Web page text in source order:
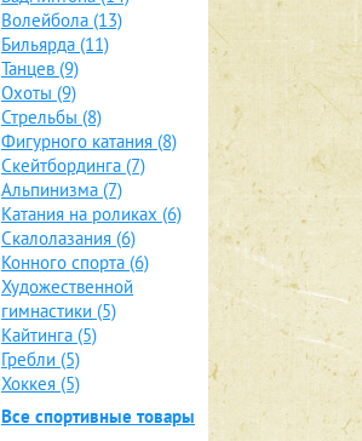
Волейбола (13)
Бильярда (11)
Танцев (9)
Охоты (9)
Стрельбы (8)
Фигурного катания (8)
Скейтбординга (7)
Альпинизма (7)
Катания на роликах (6)
Скалолазания (6)
Конного спорта (6)
Художественной
гимнастики (5)
Кайтинга (5)
Гребли (5)
Хоккея (5)
Все спортивные товары